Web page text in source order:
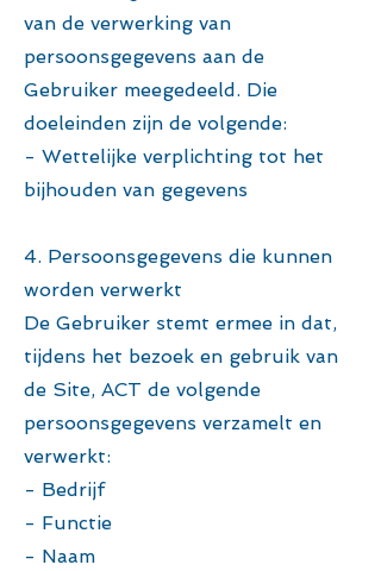
van de verwerking van
persoonsgegevens aan de
Gebruiker meegedeeld. Die
doeleinden zijn de volgende:
- Wettelijke verplichting tot het
bijhouden van gegevens
4. Persoonsgegevens die kunnen
worden verwerkt
De Gebruiker stemt ermee in dat,
tijdens het bezoek en gebruik van
de Site, ACT de volgende
persoonsgegevens verzamelt en
verwerkt:
- Bedrijf
- Functie
- Naam